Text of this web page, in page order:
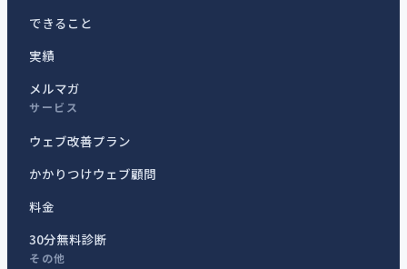
できること
実績
メルマガ
サービス
ウェブ改善プラン
かかりつけウェブ顧問
料金
30分無料診断
その他